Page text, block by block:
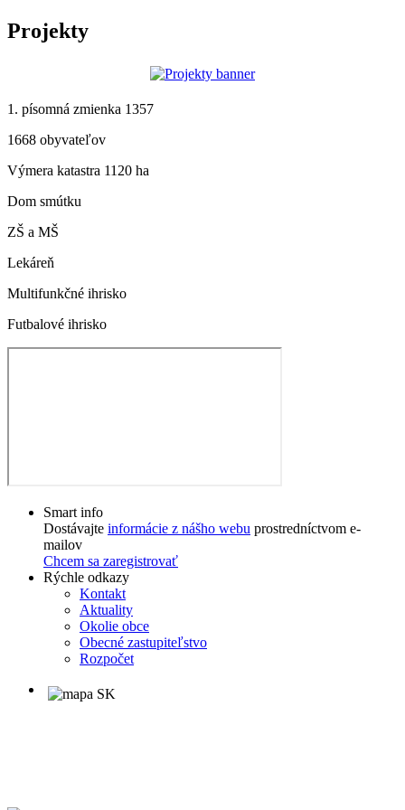
Projekty
1. písomná zmienka 1357
1668 obyvateľov
Výmera katastra 1120 ha
Dom smútku
ZŠ a MŠ
Lekáreň
Multifunkčné ihrisko
Futbalové ihrisko
Smart info
Dostávajte informácie z nášho webu prostredníctvom e-
mailov
Chcem sa zaregistrovať
Rýchle odkazy
Kontakt
Aktuality
Okolie obce
Obecné zastupiteľstvo
Rozpočet